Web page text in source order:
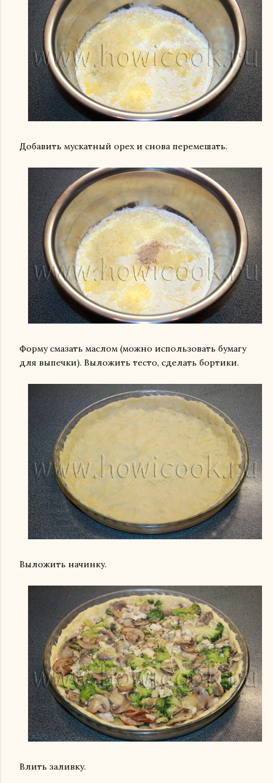
Добавить мускатный орех и снова перемешать.
Форму смазать маслом (можно использовать бумагу
для выпечки). Выложить тесто, сделать бортики.
Выложить начинку.
Влить заливку.